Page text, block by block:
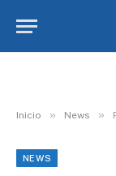
Inicio » News »
NEWS